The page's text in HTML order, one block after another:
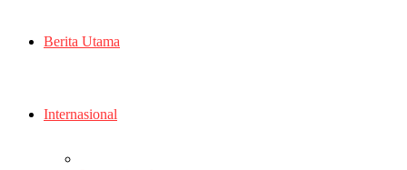
Berita Utama
Internasional